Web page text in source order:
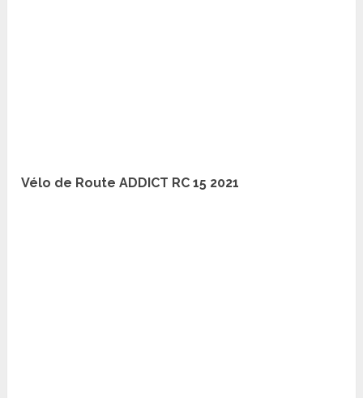
Vélo de Route ADDICT RC 15 2021